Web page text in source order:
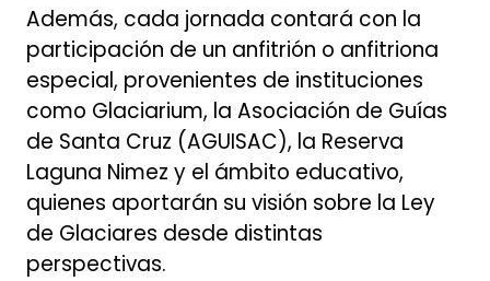
Además, cada jornada contará con la
participación de un anfitrión o anfitriona
especial, provenientes de instituciones
como Glaciarium, la Asociación de Guías
de Santa Cruz (AGUISAC), la Reserva
Laguna Nimez y el ámbito educativo,
quienes aportarán su visión sobre la Ley
de Glaciares desde distintas
perspectivas.